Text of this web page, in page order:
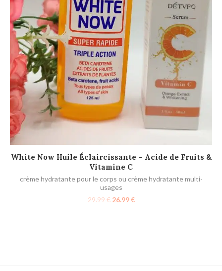
AJOUTER AU PANIER
White Now Huile Éclaircissante – Acide de Fruits &
Vitamine C
crème hydratante pour le corps ou crème hydratante multi-
usages
29.99€ 26.99€